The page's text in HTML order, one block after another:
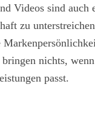
Videos sind auch
zu
nichts,
passt.